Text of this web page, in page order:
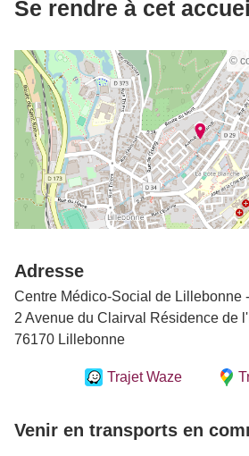
Se rendre à cet
©
Adresse
Centre Médico-Social de Lillebonne
2 Avenue du Clairval Résidence de
76170 Lillebonne
Trajet Waze
Venir en transports en